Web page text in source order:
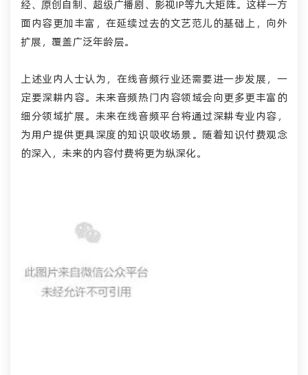
经、原创自制、超级广播剧、影视IP等九大矩阵。这样一方
面内容更加丰富，在延续过去的文艺范儿的基础上，向外
扩展，覆盖广泛年龄层。
上述业内人士认为，在线音频行业还需要进一步发展，一
定要深耕内容。未来音频热门内容领域会向更多更丰富的
细分领域扩展。未来在线音频平台将通过深耕专业内容，
为用户提供更具深度的知识吸收场景。随着知识付费观念
的深入，未来的内容付费将更为纵深化。